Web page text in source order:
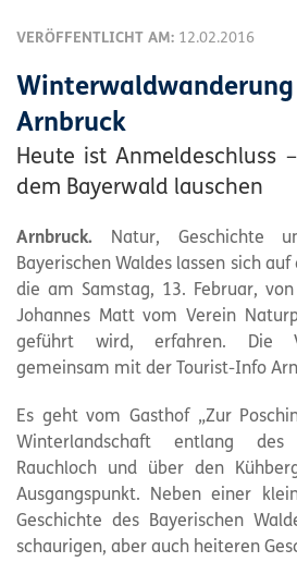
VERÖFFENTLICHT AM: 12.02.2016
Arnbruck
Heute ist Anmeldeschluss
dem Bayerwald lauschen
Arnbruck. Natur, Geschichte
Bayerischen Waldes lassen sich
die am Samstag, 13. Februar,
Johannes Matt vom Verein
geführt wird, erfahren. Die
gemeinsam mit der Tourist-Info
Es geht vom Gasthof „Zur
Winterlandschaft entlang des
Rauchloch und über den
Ausgangspunkt. Neben einer
Geschichte des Bayerischen
schaurigen, aber auch heiteren